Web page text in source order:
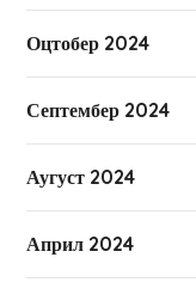
Оцтобер 2024
Септембер 2024
Аугуст 2024
Април 2024